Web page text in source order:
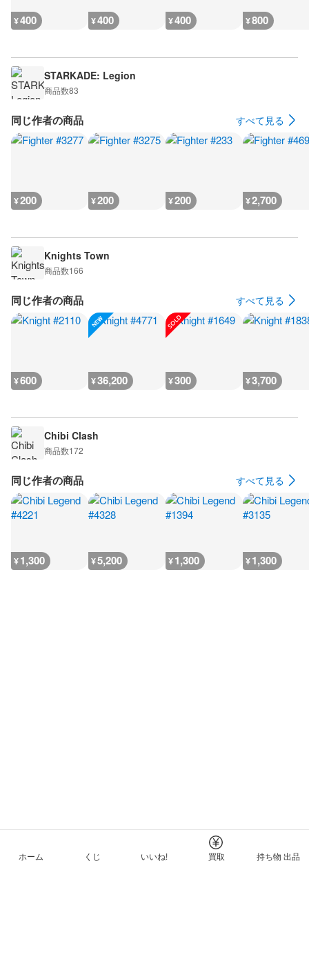
¥400 ¥400 ¥400 ¥800
STARKADE: Legion
商品数83
同じ作者の商品 すべて見る
¥200 ¥200 ¥200 ¥2,700
Knights Town
商品数166
同じ作者の商品 すべて見る
¥600 ¥36,200 ¥300 ¥3,700
Chibi Clash
商品数172
同じ作者の商品 すべて見る
¥1,300 ¥5,200 ¥1,300 ¥1,300
ホーム くじ いいね! 買取 持ち物 出品